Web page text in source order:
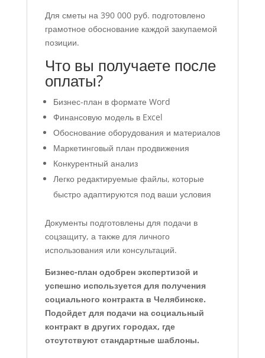
Для сметы на 390 000 руб. подготовлено
грамотное обоснование каждой закупаемой
позиции.
Что вы получаете после
оплаты?
Бизнес-план в формате Word
Финансовую модель в Excel
Обоснование оборудования и материалов
Маркетинговый план продвижения
Конкурентный анализ
Легко редактируемые файлы, которые
быстро адаптируются под ваши условия
Документы подготовлены для подачи в
соцзащиту, а также для личного
использования или консультаций.
Бизнес-план одобрен экспертизой и
успешно используется для получения
социального контракта в Челябинске.
Подойдет для подачи на социальный
контракт в других городах, где
отсутствуют стандартные шаблоны.